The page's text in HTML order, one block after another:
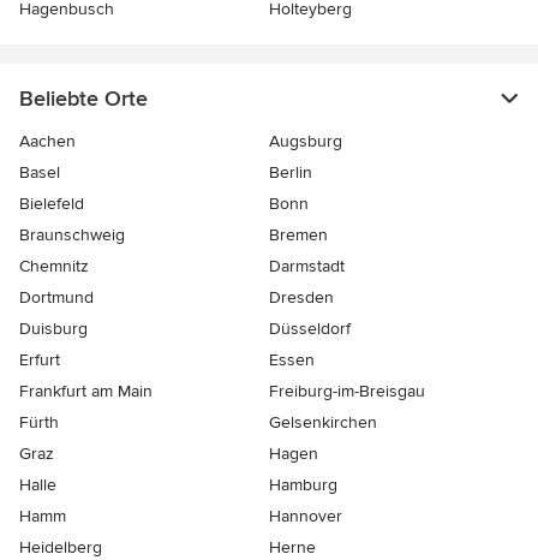
Hagenbusch
Holteyberg
Beliebte Orte
Aachen
Augsburg
Basel
Berlin
Bielefeld
Bonn
Braunschweig
Bremen
Chemnitz
Darmstadt
Dortmund
Dresden
Duisburg
Düsseldorf
Erfurt
Essen
Frankfurt am Main
Freiburg-im-Breisgau
Fürth
Gelsenkirchen
Graz
Hagen
Halle
Hamburg
Hamm
Hannover
Heidelberg
Herne